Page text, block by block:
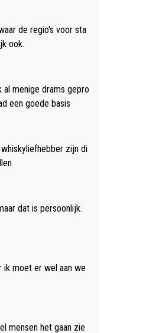
de regio's voor sta
ook.
al menige drams gepro
een goede basis
zijn di
dat is persoonlijk.
ik moet er wel aan we
mensen het gaan zie